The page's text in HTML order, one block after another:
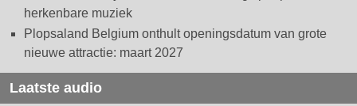
herkenbare muziek
Plopsaland Belgium onthult openingsdatum van grote
nieuwe attractie: maart 2027
Laatste audio